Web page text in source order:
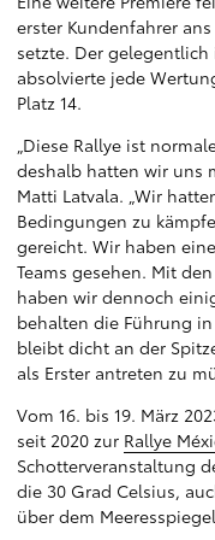
erster Kundenfahrer ans
setzte. Der
absolvierte jede
Platz 14.
„Diese Rallye ist
deshalb hatten wir uns
Matti Latvala. „Wir
Bedingungen zu
gereicht. Wir haben
Teams gesehen. Mit
haben wir dennoch
behalten die Führung
bleibt dicht an der
als Erster antreten zu
Vom 16. bis 19. März
seit 2020 zur Rallye
Schotterveranstaltung
die 30 Grad Celsius,
über dem